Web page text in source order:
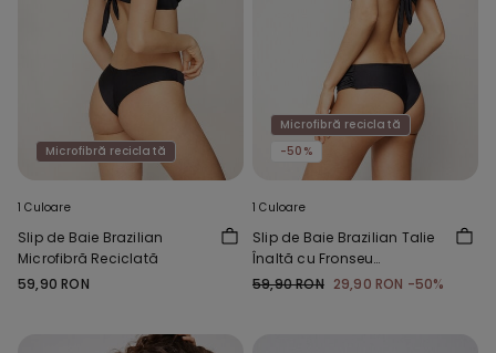
Microfibră reciclată
1 Culoare
Slip de Baie Brazilian
Microfibră Reciclată
59,90 RON
Microfibră reciclată
-50%
1 Culoare
Slip de Baie Brazilian Talie
Înaltă cu Fronseu
Microfibră Reciclată
59,90 RON 29,90 RON -50%